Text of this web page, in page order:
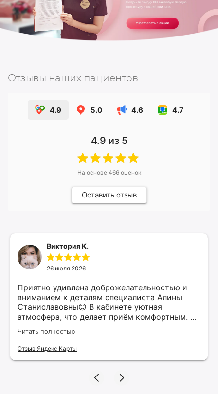
Отзывы наших пациентов
4.9 5.0 4.6 4.7
4.9 из 5
На основе 466оценок
Оставить отзыв
Виктория К.
26 июля 2026
Приятно удивлена доброжелательностью и
вниманием к деталям специалиста Алины
Станиславовны😊 В кабинете уютная
атмосфера, что делает приём комфортным. Я
рекомендую этого специалиста всем, кто
ищет качественные услуги в косметологии.
Верю, что нашла своего косметолога и буду
Читать полностью
Отзыв Яндекс Карты